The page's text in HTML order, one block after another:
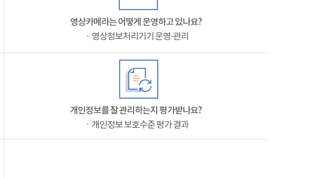
영상카메라는 어떻게 운영하고 있나요?
ㆍ영상정보처리기기 운영·관리
개인정보를 잘 관리하는지 평가받나요?
ㆍ개인정보 보호수준 평가 결과